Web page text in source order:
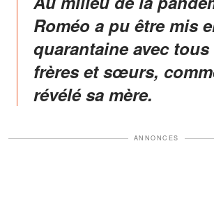
Roméo a pu être mis
quarantaine avec
frères et sœurs,
révélé sa mère.
ANNONCES